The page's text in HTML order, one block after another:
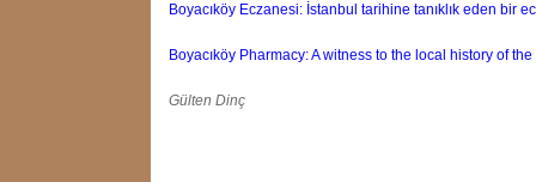
Boyacıköy Eczanesi: İstanbul tarihine tanıklık eden bir
Boyacıköy Pharmacy: A witness to the local history of
Gülten Dinç